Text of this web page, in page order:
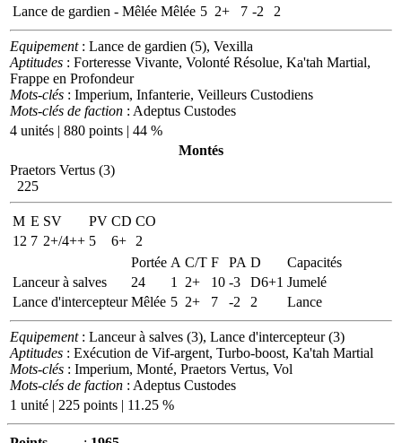
Lance de gardien - Mêlée Mêlée 5 2+ 7 -2 2
Equipement: Lance de gardien (5), Vexilla
Aptitudes : Forteresse Vivante, Volonté Résolue, Ka'tah Martial,
Frappe en Profondeur
Mots-clés : Imperium, Infanterie, Veilleurs Custodiens
Mots-clés de faction : Adeptus Custodes
4 unités | 880 points | 44 %
Montés
Praetors Vertus (3)
225
M E SV PV CD CO
12 7 2+/4++ 5 6+
2
Portée A C/T F PA D
Capacités
Lanceur à salves
24 1 2+ 10 -3 D6+1 Jumelé
Lance d'intercepteur Mêlée 5 2+ 7 -2 2 Lance
Equipement: Lanceur à salves (3), Lance d'intercepteur (3)
Aptitudes : Exécution de Vif-argent, Turbo-boost, Ka'tah Martial
Mots-clés : Imperium, Monté, Praetors Vertus, Vol
Mots-clés de faction : Adeptus Custodes
1 unité | 225 points | 11.25 %